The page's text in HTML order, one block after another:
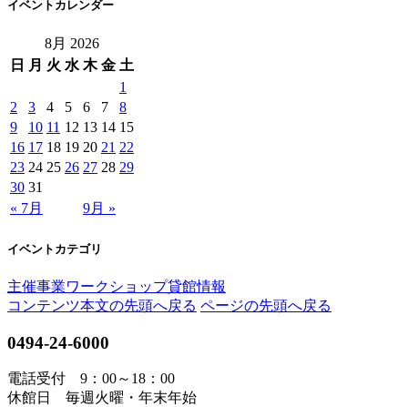
イベントカレンダー
8月 2026
日
月 火 水 木 金 土
1
2
3 4 5 6 7
8
9
10 11 12 13 14 15
16 17 18 19 20 21 22
23 24 25 26 27 28 29
30 31
« 7月
9月 »
イベントカテゴリ
主催事業ワークショップ貸館情報
コンテンツ本文の先頭へ戻る ページの先頭へ戻る
0494-24-6000
電話受付 9：00～18：00
休館日 毎週火曜・年末年始